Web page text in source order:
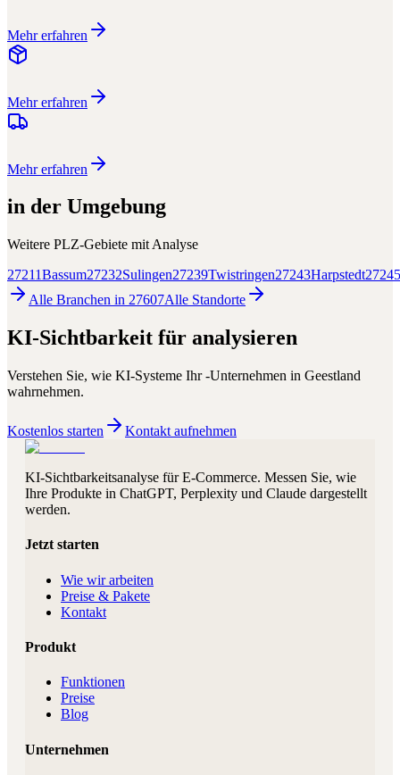
Mehr erfahren
Mehr erfahren
Mehr erfahren
in der Umgebung
Weitere PLZ-Gebiete mit Analyse
27211Bassum27232Sulingen27239Twistringen27243Harpstedt27245
Alle Branchen in 27607Alle Standorte
KI-Sichtbarkeit für analysieren
Verstehen Sie, wie KI-Systeme Ihr-Unternehmen in Geestland
wahrnehmen.
Kostenlos starten Kontakt aufnehmen
KI-Sichtbarkeitsanalyse für E-Commerce. Messen Sie, wie
Ihre Produkte in ChatGPT, Perplexity und Claude dargestellt
werden.
Jetzt starten
Wie wir arbeiten
Preise & Pakete
Kontakt
Produkt
Funktionen
Preise
Blog
Unternehmen